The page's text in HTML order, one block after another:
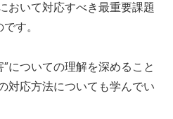
おいて対応すべき最重要課題
す。
についての理解を深めること
対応方法についても学んでい